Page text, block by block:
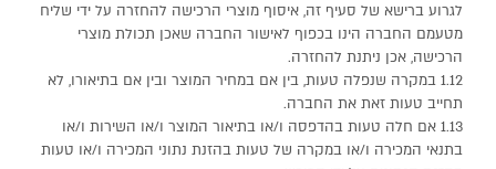
לגרוע ברישא של סעיף זה, איסוף מוצרי הרכישה להחזרה על ידי שליח
מטעמם החברה הינו בכפוף לאישור החברה שאכן תכולת מוצרי
הרכישה, אכן ניתנת להחזרה.
1.12 במקרה שנפלה טעות, בין אם במחיר המוצר ובין אם בתיאורו, לא
תחייב טעות זאת את החברה.
1.13 אם חלה טעות בהדפסה ו/או בתיאור המוצר ו/או השירות ו/או
בתנאי המכירה ו/או במקרה של טעות בהזנת נתוני המכירה ו/או טעות